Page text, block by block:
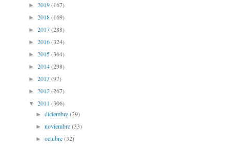
► 2019(167)
► 2018(169)
► 2017(288)
► 2016(324)
► 2015(364)
► 2014(298)
► 2013 (97)
► 2012(267)
▼ 2011 (306)
►diciembre(29)
►noviembre(33)
►octubre(32)